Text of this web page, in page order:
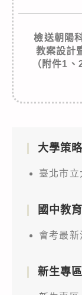
檢送朝陽
教案設計
（附件1
大學策
臺北市立
國中教
會考最新
新生專區